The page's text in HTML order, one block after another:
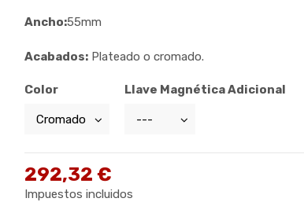
Ancho:55mm
Acabados: Plateado o cromado.
Color Llave Magnética Adicional
292,32 €
Impuestos incluidos